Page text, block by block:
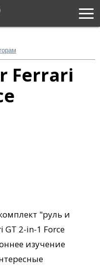
Ferrari
"руль и
2-in-1 Force
изучение